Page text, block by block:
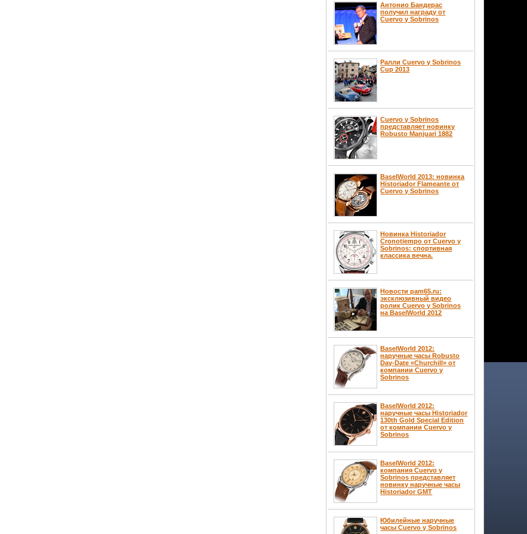
Антонио Бандерас
получил награду от
Cuervo y Sobrinos
Ралли Cuervo y Sobrinos
Cup 2013
Cuervo y Sobrinos
представляет новинку
Robusto Manjuari 1882
BaselWorld 2013: новинка
Historiador Flameante от
Cuervo y Sobrinos
Новинка Historiador
Cronotiempo от Cuervo у
Sobrinos: спортивная
классика вечна.
Новости pam65.ru:
эксклюзивный видео
ролик Cuervo y Sobrinos
на BaselWorld 2012
BaselWorld 2012:
наручные часы Robusto
Day-Date «Churchill» от
компании Cuervo y
Sobrinos
BaselWorld 2012:
наручные часы Historiador
130th Gold Special Edition
от компании Cuervo y
Sobrinos
BaselWorld 2012:
компания Cuervo y
Sobrinos представляет
новинку наручные часы
Historiador GMT
Юбилейные наручные
часы Cuervo y Sobrinos